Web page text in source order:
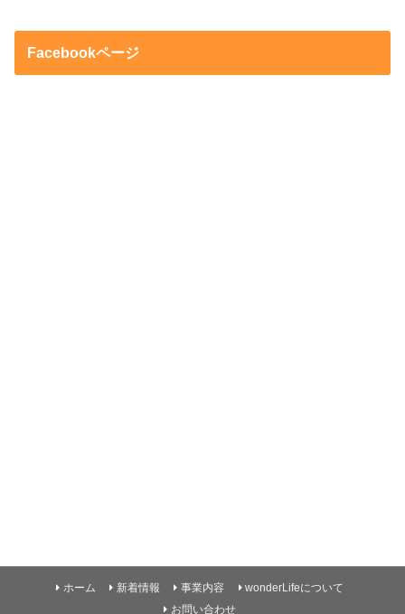
Facebookページ
ホーム 新着情報 事業内容
wonderLifeについて
お問い合わせ